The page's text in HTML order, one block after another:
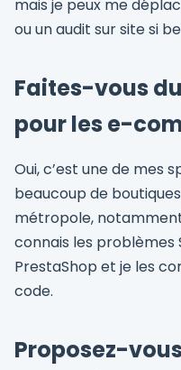
mais je peux me
ou un audit sur site si
Faites-vous
pour les e-
Oui, c’est une de mes
beaucoup de
métropole,
connais les problèmes
PrestaShop et je les
code.
Proposez-